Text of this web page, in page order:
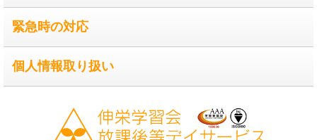
緊急時の対応
個人情報取り扱い